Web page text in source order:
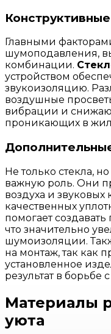
Главными
шумоподавления,
комбинации.
устройством
звукоизоляцию.
воздушные
вибрации и
проникающих в
Не только стекла, но
важную роль. Они
воздуха и
качественных
помогает
что значительно
шумоизоляции.
на монтаж, так как
установленное
результат в
Материалы
уюта